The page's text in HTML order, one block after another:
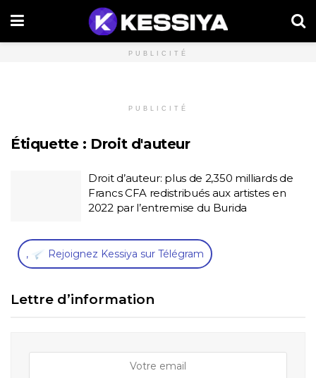
PUBLICITÉ
PUBLICITÉ
Étiquette : Droit d'auteur
Droit d’auteur: plus de 2,350 milliards de
Francs CFA redistribués aux artistes en
2022 par l’entremise du Burida
, Rejoignez Kessiya sur Télégram
Lettre d’information